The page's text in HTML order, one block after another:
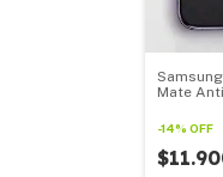
Mate
-14% OFF